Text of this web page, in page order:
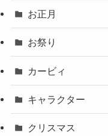
お正月
お祭り
カービィ
キャラクター
クリスマス